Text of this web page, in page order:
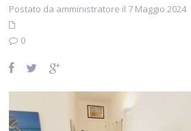
Postato da amministratore il 7 Maggio 2024
0